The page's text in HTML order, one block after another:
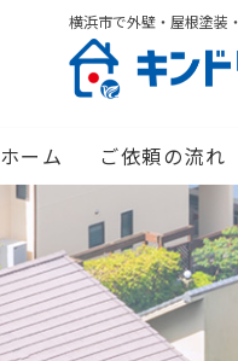
横浜市で外壁・屋根塗装
ホーム ご依頼の流れ